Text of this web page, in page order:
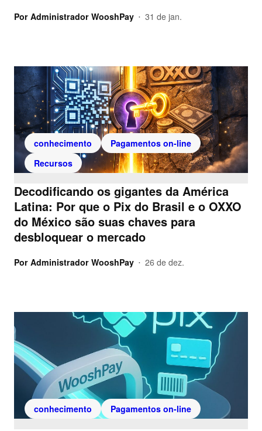
Por Administrador WooshPay • 31 de jan.
conhecimento
Pagamentos on-line
Recursos
Decodificando os gigantes da América
Latina: Por que o Pix do Brasil e o OXXO
do México são suas chaves para
desbloquear o mercado
Por Administrador WooshPay • 26 de dez.
conhecimento Pagamentos on-line